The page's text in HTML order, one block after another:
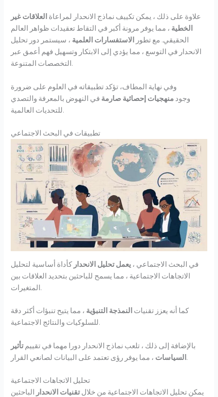
علاوة على ذلك ، يمكن تكييف نماذج الانحدار لمراعاة العلاقات غير
الخطية ، مما يوفر مرونة أكبر في التقاط تعقيدات ظواهر العالم
الحقيقي. مع تطور
الاستفسارات العلمية ، سيستمر دور تحليل
الانحدار في التوسع ، مما يؤدي إلى الابتكار وتسهيل فهم أعمق عبر
التخصصات المتنوعة.
وفي نهاية المطاف، تؤكد تطبيقاته في العلوم على ضرورة
وجود منهجيات إحصائية صارمة في النهوض بالمعرفة والتصدي
للتحديات العالمية.
تطبيقات في البحث الاجتماعي
في البحث الاجتماعي ، يعمل تحليل الانحدار كأداة أساسية لتحليل
الاتجاهات الاجتماعية ، مما يسمح للباحثين بتحديد العلاقات بين
المتغيرات.
كما أنه يعزز تقنيات النمذجة التنبؤية ، مما يتيح تنبؤات أكثر دقة
للسلوكيات والنتائج الاجتماعية.
بالإضافة إلى ذلك ، تلعب نماذج الانحدار دورا مهما في تقييمتأثير
السياسات، مما يوفر رؤى تعتمد على البيانات لصانعي القرار.
تحليل الاتجاهات الاجتماعية
يمكن تحليل الاتجاهات الاجتماعية من خلالتقنيات الانحدار الباحثين